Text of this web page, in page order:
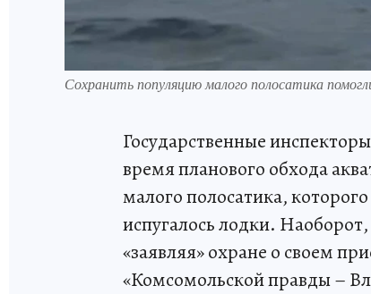
Сохранить популяцию малого полосатика
Государственные
время планового обхода
малого полосатика,
испугалось лодки.
«заявляя» охране о своем
«Комсомольской правды –